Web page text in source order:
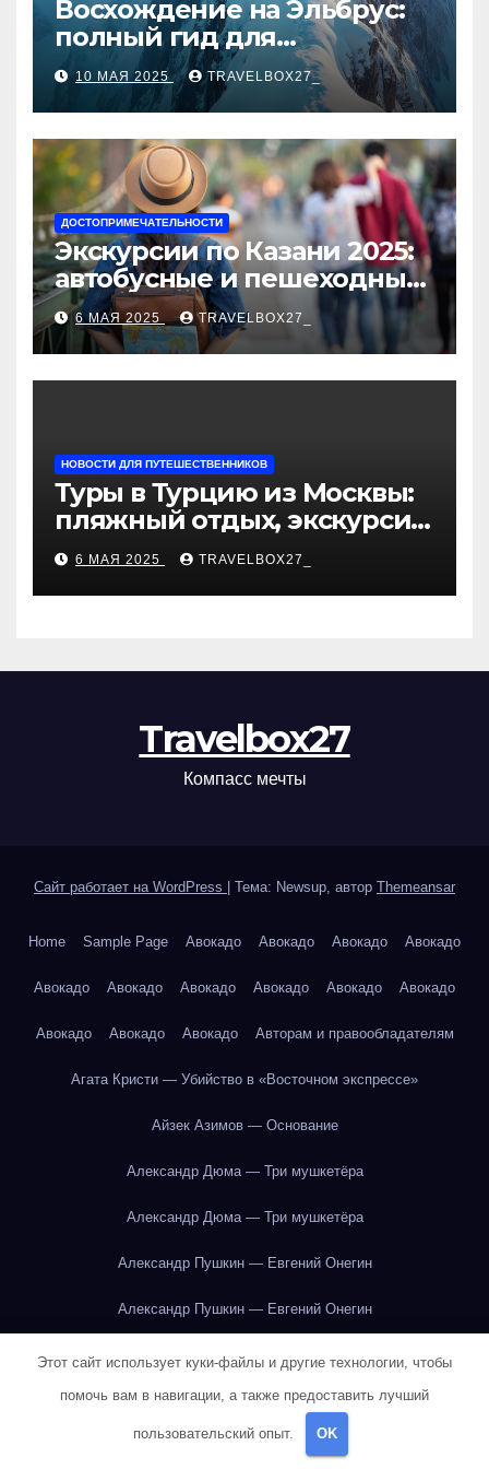
Восхождение на Эльбрус:
полный гид для
покорителя высочайшей
вершины Европы
10 МАЯ 2025 TRAVELBOX27_
ДОСТОПРИМЕЧАТЕЛЬНОСТИ
Экскурсии по Казани 2025:
автобусные и пешеходные
туры от туроператора
«Казан360»
6 МАЯ 2025 TRAVELBOX27_
НОВОСТИ ДЛЯ ПУТЕШЕСТВЕННИКОВ
Туры в Турцию из Москвы:
пляжный отдых, экскурсии
и лучшие курорты
6 МАЯ 2025 TRAVELBOX27_
Travelbox27
Компасс мечты
Сайт работает на WordPress Тема: Newsup, автор Themeansar
Home Sample Page Авокадо Авокадо Авокадо Авокадо
Авокадо Авокадо Авокадо Авокадо Авокадо Авокадо
Авокадо Авокадо Авокадо Авторам и правообладателям
Агата Кристи — Убийство в «Восточном экспрессе»
Айзек Азимов — Основание
Александр Дюма — Три мушкетёра
Александр Дюма — Три мушкетёра
Александр Пушкин — Евгений Онегин
Александр Пушкин — Евгений Онегин
Александр Пушкин — Евгений Онегин
Александр Пушкин — Евгений Онегин
Этот сайт использует куки-файлы и другие технологии, чтобы
помочь вам в навигации, а также предоставить лучший
пользовательский опыт. OK